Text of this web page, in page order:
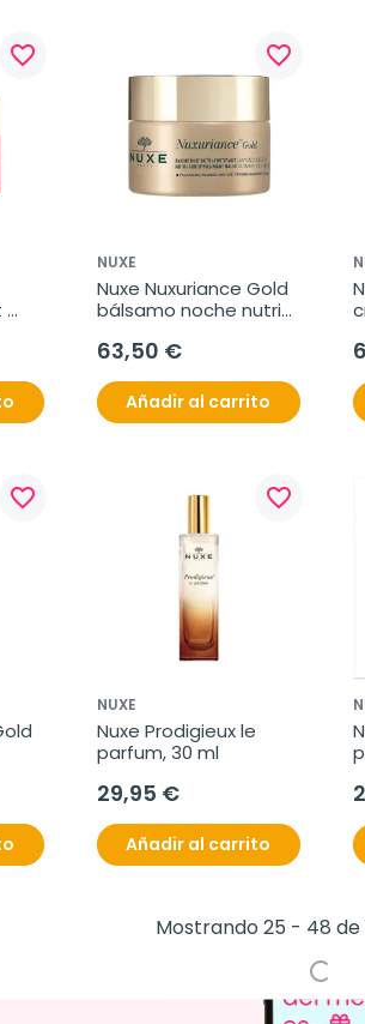
favorite_border favorite_border
NUXE
Nuxe Nuxuriance Gold
bálsamo noche nutri-
63,50 €
Añadir al carrito
favorite_border favorite_border
NUXE
Nuxe Prodigieux le
parfum, 30 ml
29,95 €
Añadir al carrito
Mostrando 25 - 48 de